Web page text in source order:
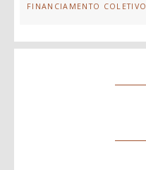
FINANCIAMENTO COLETIVO